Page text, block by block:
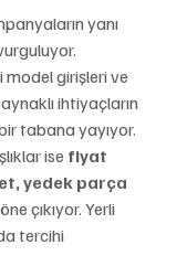
yanı
girişleri ve
ihtiyaçların
tabana yayıyor.
ise fiyat
yedek parça
çıkıyor. Yerli
tercihi